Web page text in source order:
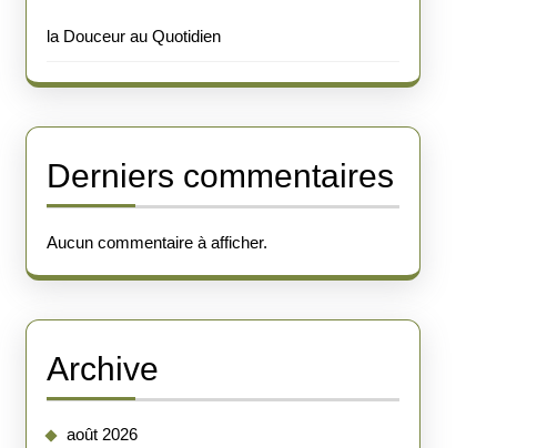
la Douceur au Quotidien
Derniers commentaires
Aucun commentaire à afficher.
Archive
août 2026